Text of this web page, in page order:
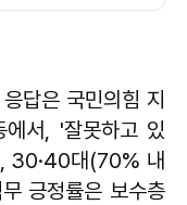
답은 국민의힘 지
서, '잘못하고 있
30·40대(70% 내
긍정률은 보수층